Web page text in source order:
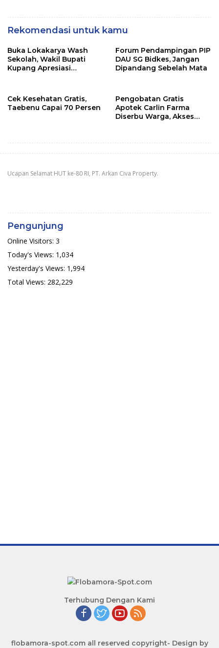
Rekomendasi untuk kamu
Buka Lokakarya Wash
Sekolah, Wakil Bupati
Kupang Apresiasi
Forum Pendampingan PIP
DAU SG Bidkes, Jangan
Dipandang Sebelah Mata
Cek Kesehatan Gratis,
Taebenu Capai 70 Persen
Pengobatan Gratis
Apotek Carlin Farma
Diserbu Warga, Akses
Ucapan Selamat HUT ke-80 RI, PT. Arkan Civa Property.
Pengunjung
Online Visitors: 3
Today's Views: 1,034
Yesterday's Views: 1,994
Total Views: 282,229
Terhubung Dengan Kami
flobamora-spot.com all reserved copyright- Design by